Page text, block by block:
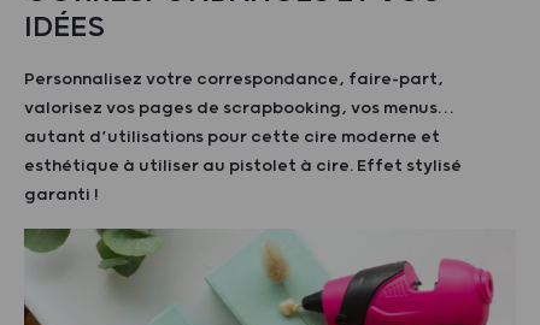
IDÉES
Personnalisez votre correspondance, faire-part,
valorisez vos pages de scrapbooking, vos menus…
autant d’utilisations pour cette cire moderne et
esthétique à utiliser au pistolet à cire. Effet stylisé
garanti !